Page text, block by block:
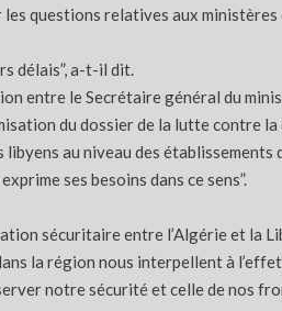
questions relatives aux ministères
délais”, a-t-il dit.
entre le Secrétaire général du
du dossier de la lutte contre
au niveau des
ses besoins dans ce sens”.
sécuritaire entre l’Algérie et la
la région nous interpellent à
notre sécurité et celle de nos